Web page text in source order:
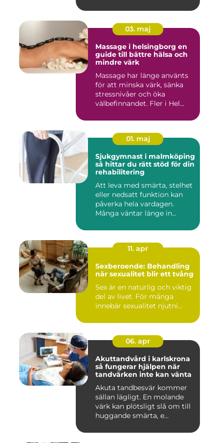
03. maj
Massage i helsingborg en
guide till bättre hälsa och
mindre värk
Massage har länge använts
för att minska värk, sänka
stressnivåer och öka
välbefinnandet. Fler i Hel...
01. maj
Sjukgymnast i malmköping
så hittar du rätt stöd för din
rehabilitering
Att leva med smärta, stelhet
eller nedsatt funktion kan
påverka hela vardagen.
Många väntar länge in...
11. apr
Sexberoende: Behandling
när sexualitet blir ett tvång
Sex är en naturlig och viktig
del av livet. För många
innebär sexualitet njutni...
06. apr
Akuttandvård i karlskrona
så fungerar hjälpen när
tandvärken inte kan vänta
Akuta tandbesvär kommer
sällan lägligt. En molande
värk kan plötsligt slå om till
huggande smärta, e...